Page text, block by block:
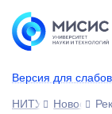
Версия для
НИТУ МИСИС
Новости